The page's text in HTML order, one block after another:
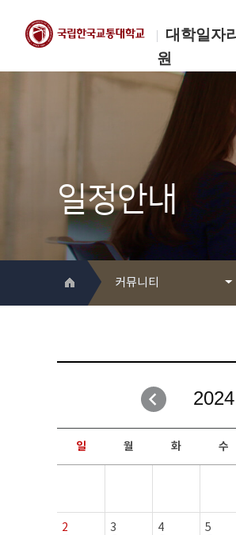
대학일자
원
한국교통대학교
대학일자리개발원
일정안내
커뮤니티
취업성공지원과
창업지원·교육센터
현장실습/IPP사업단
커뮤니티
일 월 화 수
2 3 4 5